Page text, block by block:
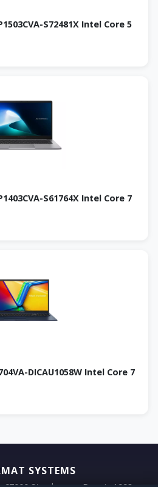
S72481X Intel Core 5
S61764X Intel Core 7
DICAU1058W Intel Core 7
SYSTEMS